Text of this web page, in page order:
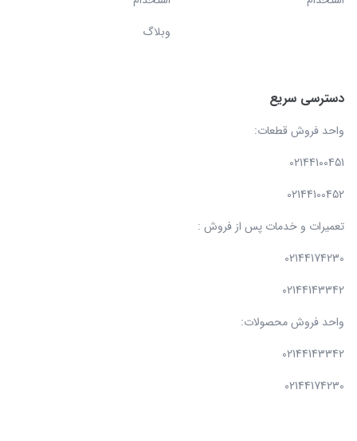
وبلاگ
دسترسی سریع
واحد فروش قطعات:
02144100451
02144100452
تعمیرات و خدمات پس از فروش :
02144174230
02144143342
واحد فروش محصولات:
02144143342
02144174230